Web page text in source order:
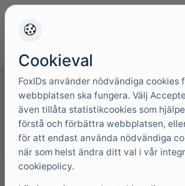
IDENTITETS-NOTER
Praktisk
Cookieval
FoxIDs använder nödvändiga cookies
webbplatsen ska fungera. Välj
även tillåta statistikcookies som
förstå och förbättra webbplatsen,
för att endast använda nödvändiga
när som helst ändra ditt val i vår
cookiepolicy.